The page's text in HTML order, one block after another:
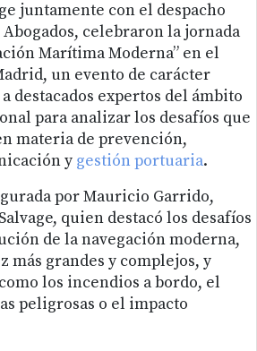
juntamente con el despacho
celebraron la jornada
Marítima Moderna” en el
un evento de carácter
destacados expertos del ámbito
para analizar los desafíos que
materia de prevención,
y gestión portuaria.
por Mauricio Garrido,
quien destacó los desafíos
de la navegación moderna,
más grandes y complejos, y
los incendios a bordo, el
peligrosas o el impacto